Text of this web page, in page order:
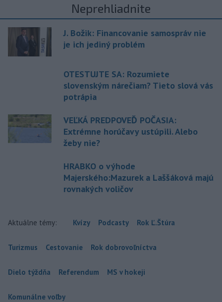
Neprehliadnite
J. Božik: Financovanie samospráv nie
je ich jediný problém
OTESTUJTE SA: Rozumiete
slovenským nárečiam? Tieto slová vás
potrápia
VEĽKÁ PREDPOVEĎ POČASIA:
Extrémne horúčavy ustúpili. Alebo
žeby nie?
HRABKO o výhode
Majerského:Mazurek a Laššáková majú
rovnakých voličov
Aktuálne témy: Kvízy Podcasty Rok Ľ.Štúra
Turizmus Cestovanie Rok dobrovoľníctva
Dielo týždňa Referendum MS v hokeji
Komunálne voľby